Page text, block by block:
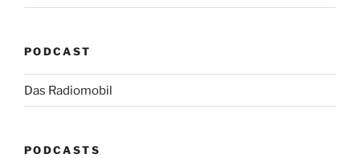
PODCAST
Das Radiomobil
PODCASTS